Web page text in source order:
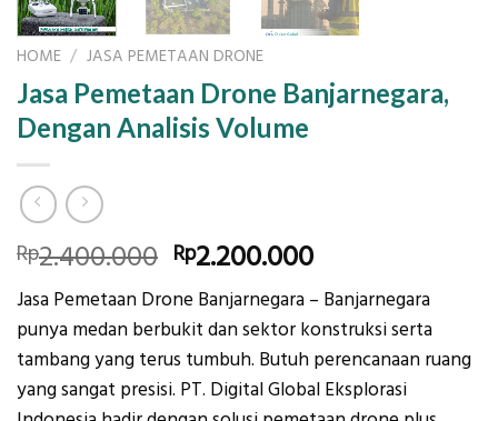
HOME / JASA PEMETAAN DRONE
Jasa Pemetaan Drone Banjarnegara,
Dengan Analisis Volume
Rp2.400.000 Original
price
was:
Rp2.400.000.
Rp2.200.000Current
price
is:
Rp2.200.000.
Jasa Pemetaan Drone Banjarnegara – Banjarnegara
punya medan berbukit dan sektor konstruksi serta
tambang yang terus tumbuh. Butuh perencanaan ruang
yang sangat presisi. PT. Digital Global Eksplorasi